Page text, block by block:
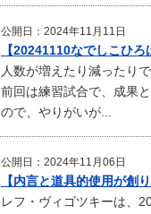
公開日：2024年11月11日
【20241110なでしこひろ
人数が増えたり減ったり
前回は練習試合で、成果
ので、やりがいが...
公開日：2024年11月06日
【内言と道具的使用が創
レフ・ヴィゴツキーは、